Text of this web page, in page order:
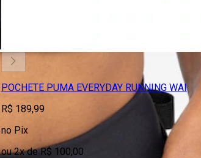
POCHETE PUMA EVERYDAY RUNNING WAI
R$ 189,99
no Pix
ou 2x de R$ 100,00